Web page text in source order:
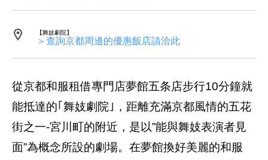
【舞妓劇院】
＞查詢京都周邊的優惠飯店請洽此
從京都和服租借專門店夢館五条店步行10分鐘就
能抵達的｢舞妓劇院｣，距離充滿京都風情的五花
街之一-宮川町的附近，是以”能與舞妓表演者見
面”為概念所設的劇場。在夢館換好美麗的和服